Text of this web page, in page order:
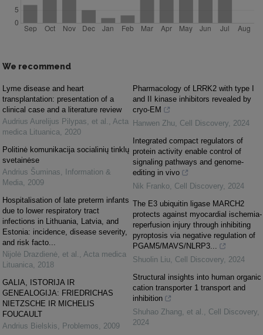
We recommend
Lyme disease and heart
transplantation: presentation of a
clinical case and a literature review
Audrius Aurelijus Pilypas, et al. , Acta
medica Lituanica, 2020
Politinė komunikacija socialinių tinklų
svetainėse
Andrius Šuminas,
Information &
Media, 2009
Hospitalisation of late preterm infants
due to lower respiratory tract
infections in Lithuania, Latvia, and
Estonia: incidence, disease severity,
and risk facto...
Nijolė Drazdienė, et al. , Acta medica
Lituanica, 2018
GALIA, ISTORIJA IR
GENEALOGIJA: FRIEDRICHAS
NIETZSCHE IR MICHELIS
FOUCAULT
Andrius Bielskis, Problemos, 2009
Pharmacology of LRRK2 with type I
and II kinase inhibitors revealed by
cryo-EM
Hanwen Zhu, Cell Discovery, 2024
Integrated compact regulators of
protein activity enable control of
signaling pathways and genome-
editing in vivo
Nik Franko, Cell Discovery, 2024
The E3 ubiquitin ligase MARCH2
protects against myocardial ischemia-
reperfusion injury through inhibiting
pyroptosis via negative regulation of
PGAM5/MAVS/NLRP3...
Shuolin Liu, Cell Discovery, 2024
Structural insights into human organic
cation transporter 1 transport and
inhibition
Shuhao Zhang, et al. , Cell Discovery,
2024